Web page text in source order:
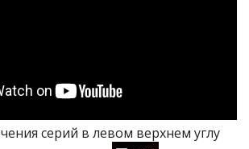
серий в левом верхнем углу